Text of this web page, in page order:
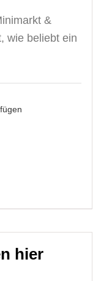
&
wie beliebt ein
hier